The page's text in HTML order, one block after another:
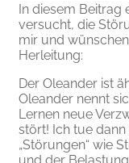
In diesem Beitrag
versucht, die
mir und
Herleitung:
Der Oleander ist
Oleander nennt
Lernen neue
stört! Ich tue
„Störungen“ wie